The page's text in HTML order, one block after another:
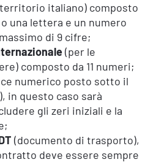
italiano) composto
una lettera e un numero
di 9 cifre;
(per le
composto da 11 numeri;
numerico posto sotto il
in questo caso sarà
gli zeri iniziali e la
(documento di trasporto),
deve essere sempre